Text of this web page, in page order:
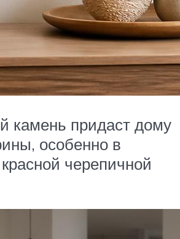
камень придаст дому
особенно в
черепичной